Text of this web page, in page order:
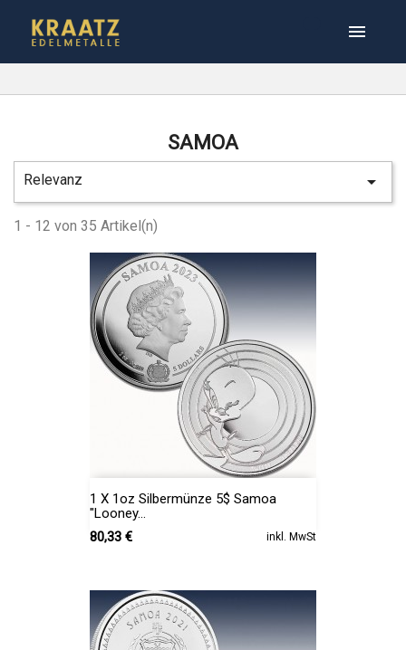

SAMOA
Relevanz 
1 - 12 von 35 Artikel(n)
1 X 1oz Silbermünze 5$ Samoa
"Looney...
Preis
80,33 € inkl. MwSt